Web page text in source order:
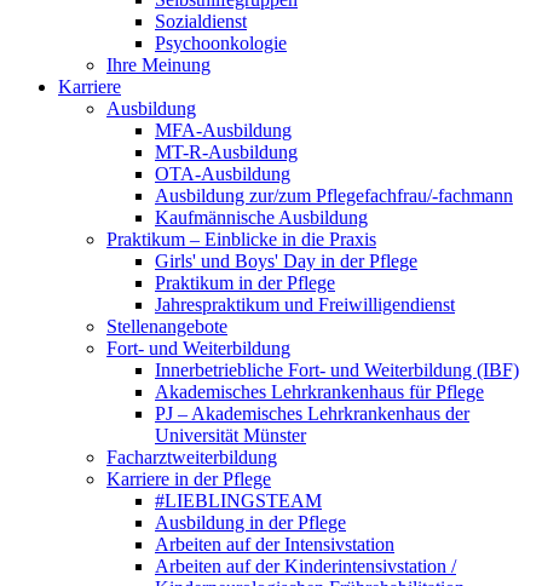
Sozialdienst
Psychoonkologie
Ihre Meinung
Karriere
Ausbildung
MFA-Ausbildung
MT-R-Ausbildung
OTA-Ausbildung
Ausbildung zur/zum Pflegefachfrau/-fachmann
Kaufmännische Ausbildung
Praktikum – Einblicke in die Praxis
Girls' und Boys' Day in der Pflege
Praktikum in der Pflege
Jahrespraktikum und Freiwilligendienst
Stellenangebote
Fort- und Weiterbildung
Innerbetriebliche Fort- und Weiterbildung (IBF)
Akademisches Lehrkrankenhaus für Pflege
PJ – Akademisches Lehrkrankenhaus der
Universität Münster
Facharztweiterbildung
Karriere in der Pflege
#LIEBLINGSTEAM
Ausbildung in der Pflege
Arbeiten auf der Intensivstation
Arbeiten auf der Kinderintensivstation /